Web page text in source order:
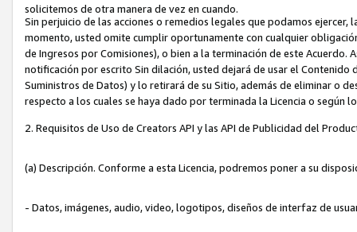
solicitemos de otra manera de vez en cuando.
Sin perjuicio de las acciones o remedios legales que podamos
momento, usted omite cumplir oportunamente con cualquier
de Ingresos por Comisiones), o bien a la terminación de este
notificación por escrito Sin dilación, usted dejará de usar el
Suministros de Datos) y lo retirará de su Sitio, además de eliminar o
respecto a los cuales se haya dado por terminada la Licencia o según
2. Requisitos de Uso de Creators API y las API de Publicidad del
(a) Descripción. Conforme a esta Licencia, podremos poner a su
- Datos, imágenes, audio, video, logotipos, diseños de interfaz de